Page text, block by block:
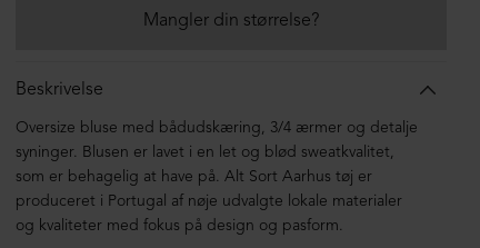
Mangler din størrelse?
Beskrivelse
Oversize bluse med bådudskæring, 3/4 ærmer og detalje
syninger. Blusen er lavet i en let og blød sweatkvalitet,
som er behagelig at have på. Alt Sort Aarhus tøj er
produceret i Portugal af nøje udvalgte lokale materialer
og kvaliteter med fokus på design og pasform.